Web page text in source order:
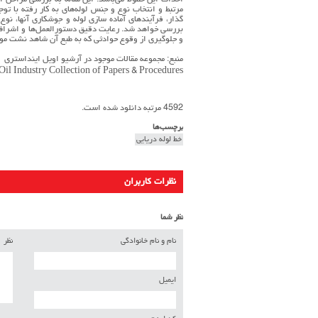
مرتبط و انتخاب نوع و جنس لوله‌هاي به كار رفته
گذار، فرآيندهاي آماده سازي لوله و جوشكاري
بررسي خواهد شد. رعايت دقيق دستورالعمل‌ها و
و جلوگيري از وقوع حوادثي كه به طبع آن شاهد نشت
منبع: مجموعه مقالات موجود در آرشیو اویل اینداستری
Industry Collection of Papers & Procedures
4592 مرتبه دانلود شده است.
برچسب‌ها
خط لوله دریایی
نظرات کاربران
نظر شما
نام و نام خانوادگی
ایمیل
نظر